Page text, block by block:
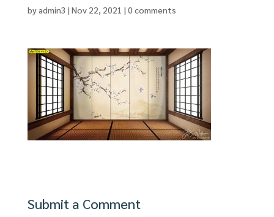
byadmin3 | Nov 22, 2021 | 0 comments
Submit a Comment